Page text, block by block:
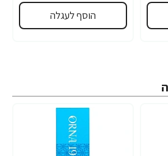
הוסף לעגלה